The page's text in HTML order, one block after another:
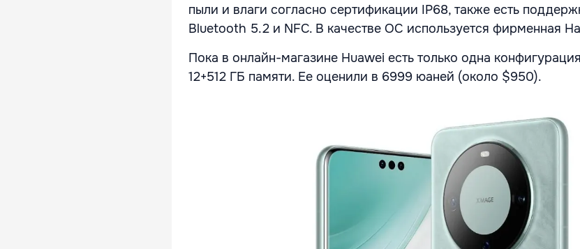
пыли и влаги согласно сертификации IP68, также есть
Bluetooth 5.2 и NFC. В качестве ОС используется фирменная
Пока в онлайн-магазине Huawei есть только одна
12+512 ГБ памяти. Ее оценили в 6999 юаней (около $950).